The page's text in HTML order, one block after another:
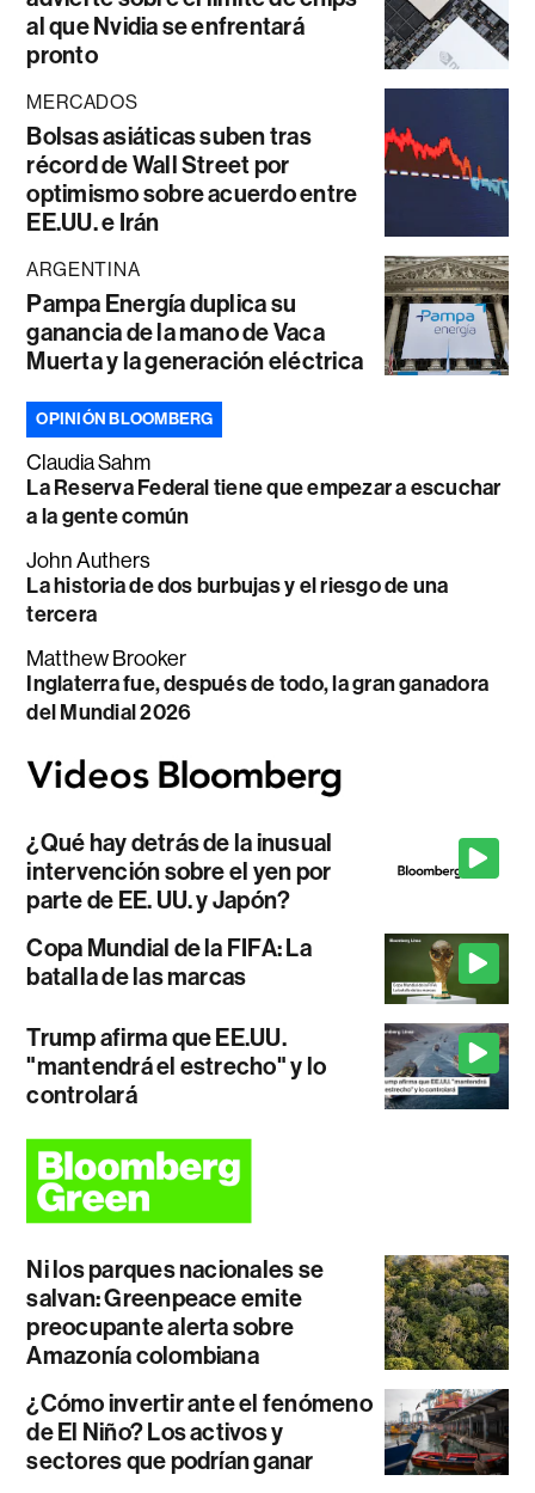
al que Nvidia se enfrentará
pronto
MERCADOS
Bolsas asiáticas suben tras
récord de Wall Street por
optimismo sobre acuerdo entre
EE.UU. e Irán
ARGENTINA
Pampa Energía duplica su
ganancia de la mano de Vaca
Muerta y la generación eléctrica
OPINIÓN BLOOMBERG
Claudia Sahm
La Reserva Federal tiene que empezar a escuchar
a la gente común
John Authers
La historia de dos burbujas y el riesgo de una
tercera
Matthew Brooker
Inglaterra fue, después de todo, la gran ganadora
del Mundial 2026
¿Qué hay detrás de la inusual
intervención sobre el yen por
parte de EE. UU. y Japón?
Copa Mundial de la FIFA: La
batalla de las marcas
Trump afirma que EE.UU.
"mantendrá el estrecho" y lo
controlará
Ni los parques nacionales se
salvan: Greenpeace emite
preocupante alerta sobre
Amazonía colombiana
¿Cómo invertir ante el fenómeno
de El Niño? Los activos y
sectores que podrían ganar